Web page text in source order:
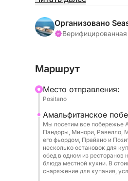
Ваше путешествие
которая будет
Панорамный круиз
расположенных
арками, красочными
образованиями. Ваш
побережья, доступным
Остановки для
Организовано
Маршрут
Mесто отправления:
Positano
Амальфитанское
Мы посетим все побережье
Пандоры, Минори, Равелло,
его фьордом, Прайано и
несколько остановок для
обед в одном из ресторанов
блюда местной кухни. В
снаряжение для купания,